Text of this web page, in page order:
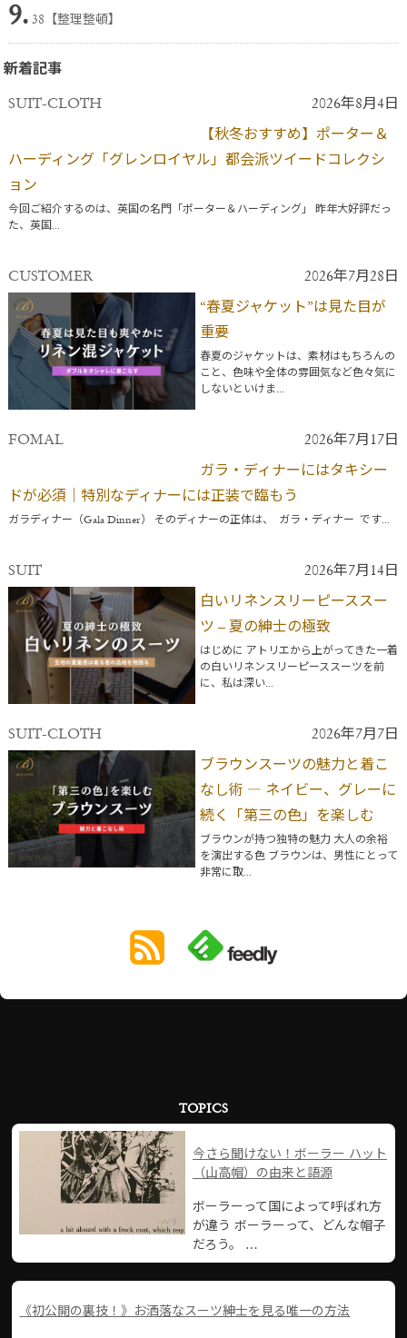
9. 38【整理整頓】
新着記事
SUIT-CLOTH 2026年8月4日
【秋冬おすすめ】ポーター＆
ハーディング「グレンロイヤル」都会派ツイードコレクシ
ョン
今回ご紹介するのは、英国の名門「ポーター＆ハーディング」 昨年大好評だっ
た、英国...
CUSTOMER 2026年7月28日
“春夏ジャケット”は見た目が
重要
春夏のジャケットは、素材はもちろんの
こと、色味や全体の雰囲気など色々気に
しないといけま...
FOMAL 2026年7月17日
ガラ・ディナーにはタキシー
ドが必須｜特別なディナーには正装で臨もう
ガラディナー（Gala Dinner） そのディナーの正体は、 ガラ・ディナー です...
SUIT 2026年7月14日
白いリネンスリーピーススー
ツ – 夏の紳士の極致
はじめに アトリエから上がってきた一着
の白いリネンスリーピーススーツを前
に、私は深い...
SUIT-CLOTH 2026年7月7日
ブラウンスーツの魅力と着こ
なし術 ― ネイビー、グレーに
続く「第三の色」を楽しむ
ブラウンが持つ独特の魅力 大人の余裕
を演出する色 ブラウンは、男性にとって
非常に取...
TOPICS
今さら聞けない！ボーラー ハット
（山高帽）の由来と語源
ボーラーって国によって呼ばれ方
が違う ボーラーって、どんな帽子
だろう。 …
《初公開の裏技！》お洒落なスーツ紳士を見る唯一の方法